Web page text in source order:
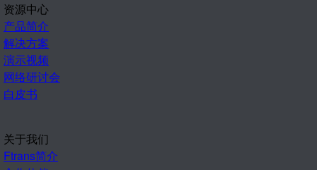
资源中心
产品简介
解决方案
演示视频
网络研讨会
白皮书
关于我们
Ftrans简介